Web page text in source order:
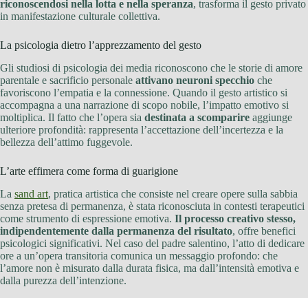
riconoscendosi nella lotta e nella speranza, trasforma il gesto privato
in manifestazione culturale collettiva.
La psicologia dietro l’apprezzamento del gesto
Gli studiosi di psicologia dei media riconoscono che le storie di amore
parentale e sacrificio personale attivano neuroni specchio che
favoriscono l’empatia e la connessione. Quando il gesto artistico si
accompagna a una narrazione di scopo nobile, l’impatto emotivo si
moltiplica. Il fatto che l’opera sia destinata a scomparire aggiunge
ulteriore profondità: rappresenta l’accettazione dell’incertezza e la
bellezza dell’attimo fuggevole.
L’arte effimera come forma di guarigione
La sand art, pratica artistica che consiste nel creare opere sulla sabbia
senza pretesa di permanenza, è stata riconosciuta in contesti terapeutici
come strumento di espressione emotiva. Il processo creativo stesso,
indipendentemente dalla permanenza del risultato, offre benefici
psicologici significativi. Nel caso del padre salentino, l’atto di dedicare
ore a un’opera transitoria comunica un messaggio profondo: che
l’amore non è misurato dalla durata fisica, ma dall’intensità emotiva e
dalla purezza dell’intenzione.